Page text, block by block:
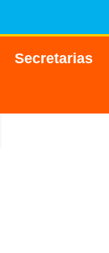
Secretarias